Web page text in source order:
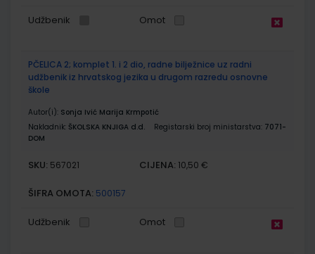
Udžbenik Omot
PČELICA 2; komplet 1. i 2 dio, radne bilježnice uz radni
udžbenik iz hrvatskog jezika u drugom razredu osnovne
škole
Autor(i): Sonja Ivić Marija Krmpotić
Nakladnik: ŠKOLSKA KNJIGA d.d. Registarski broj ministarstva: 7071-
DOM
SKU: 567021 CIJENA: 10,50 €
ŠIFRA OMOTA: 500157
Udžbenik Omot